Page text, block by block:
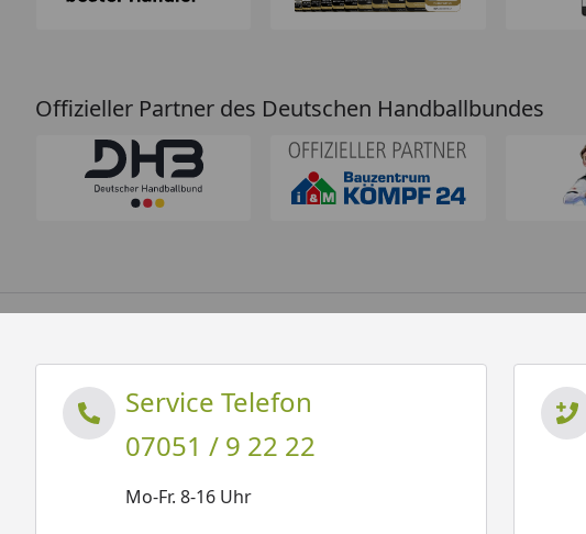
Offizieller Partner des Deutschen Handballbundes
Service Telefon
07051 / 9 22 22
Mo-Fr. 8-16 Uhr